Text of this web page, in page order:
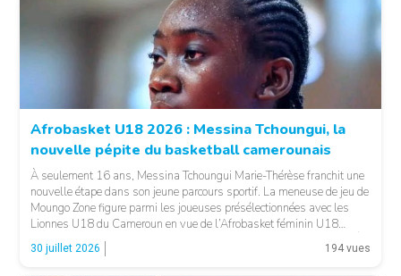
© Basket 237
Afrobasket U18 2026 : Messina Tchoungui, la
nouvelle pépite du basketball camerounais
À seulement 16 ans, Messina Tchoungui Marie-Thérèse franchit une
nouvelle étape dans son jeune parcours sportif. La meneuse de jeu de
Moungo Zone figure parmi les joueuses présélectionnées avec les
Lionnes U18 du Cameroun en vue de l’Afrobasket féminin U18
2026, qui se déroulera à Abidjan, en Côte d’Ivoire. LA SUITE APRÈS
LA PUBLICITÉ […]
30 juillet 2026 194 vues